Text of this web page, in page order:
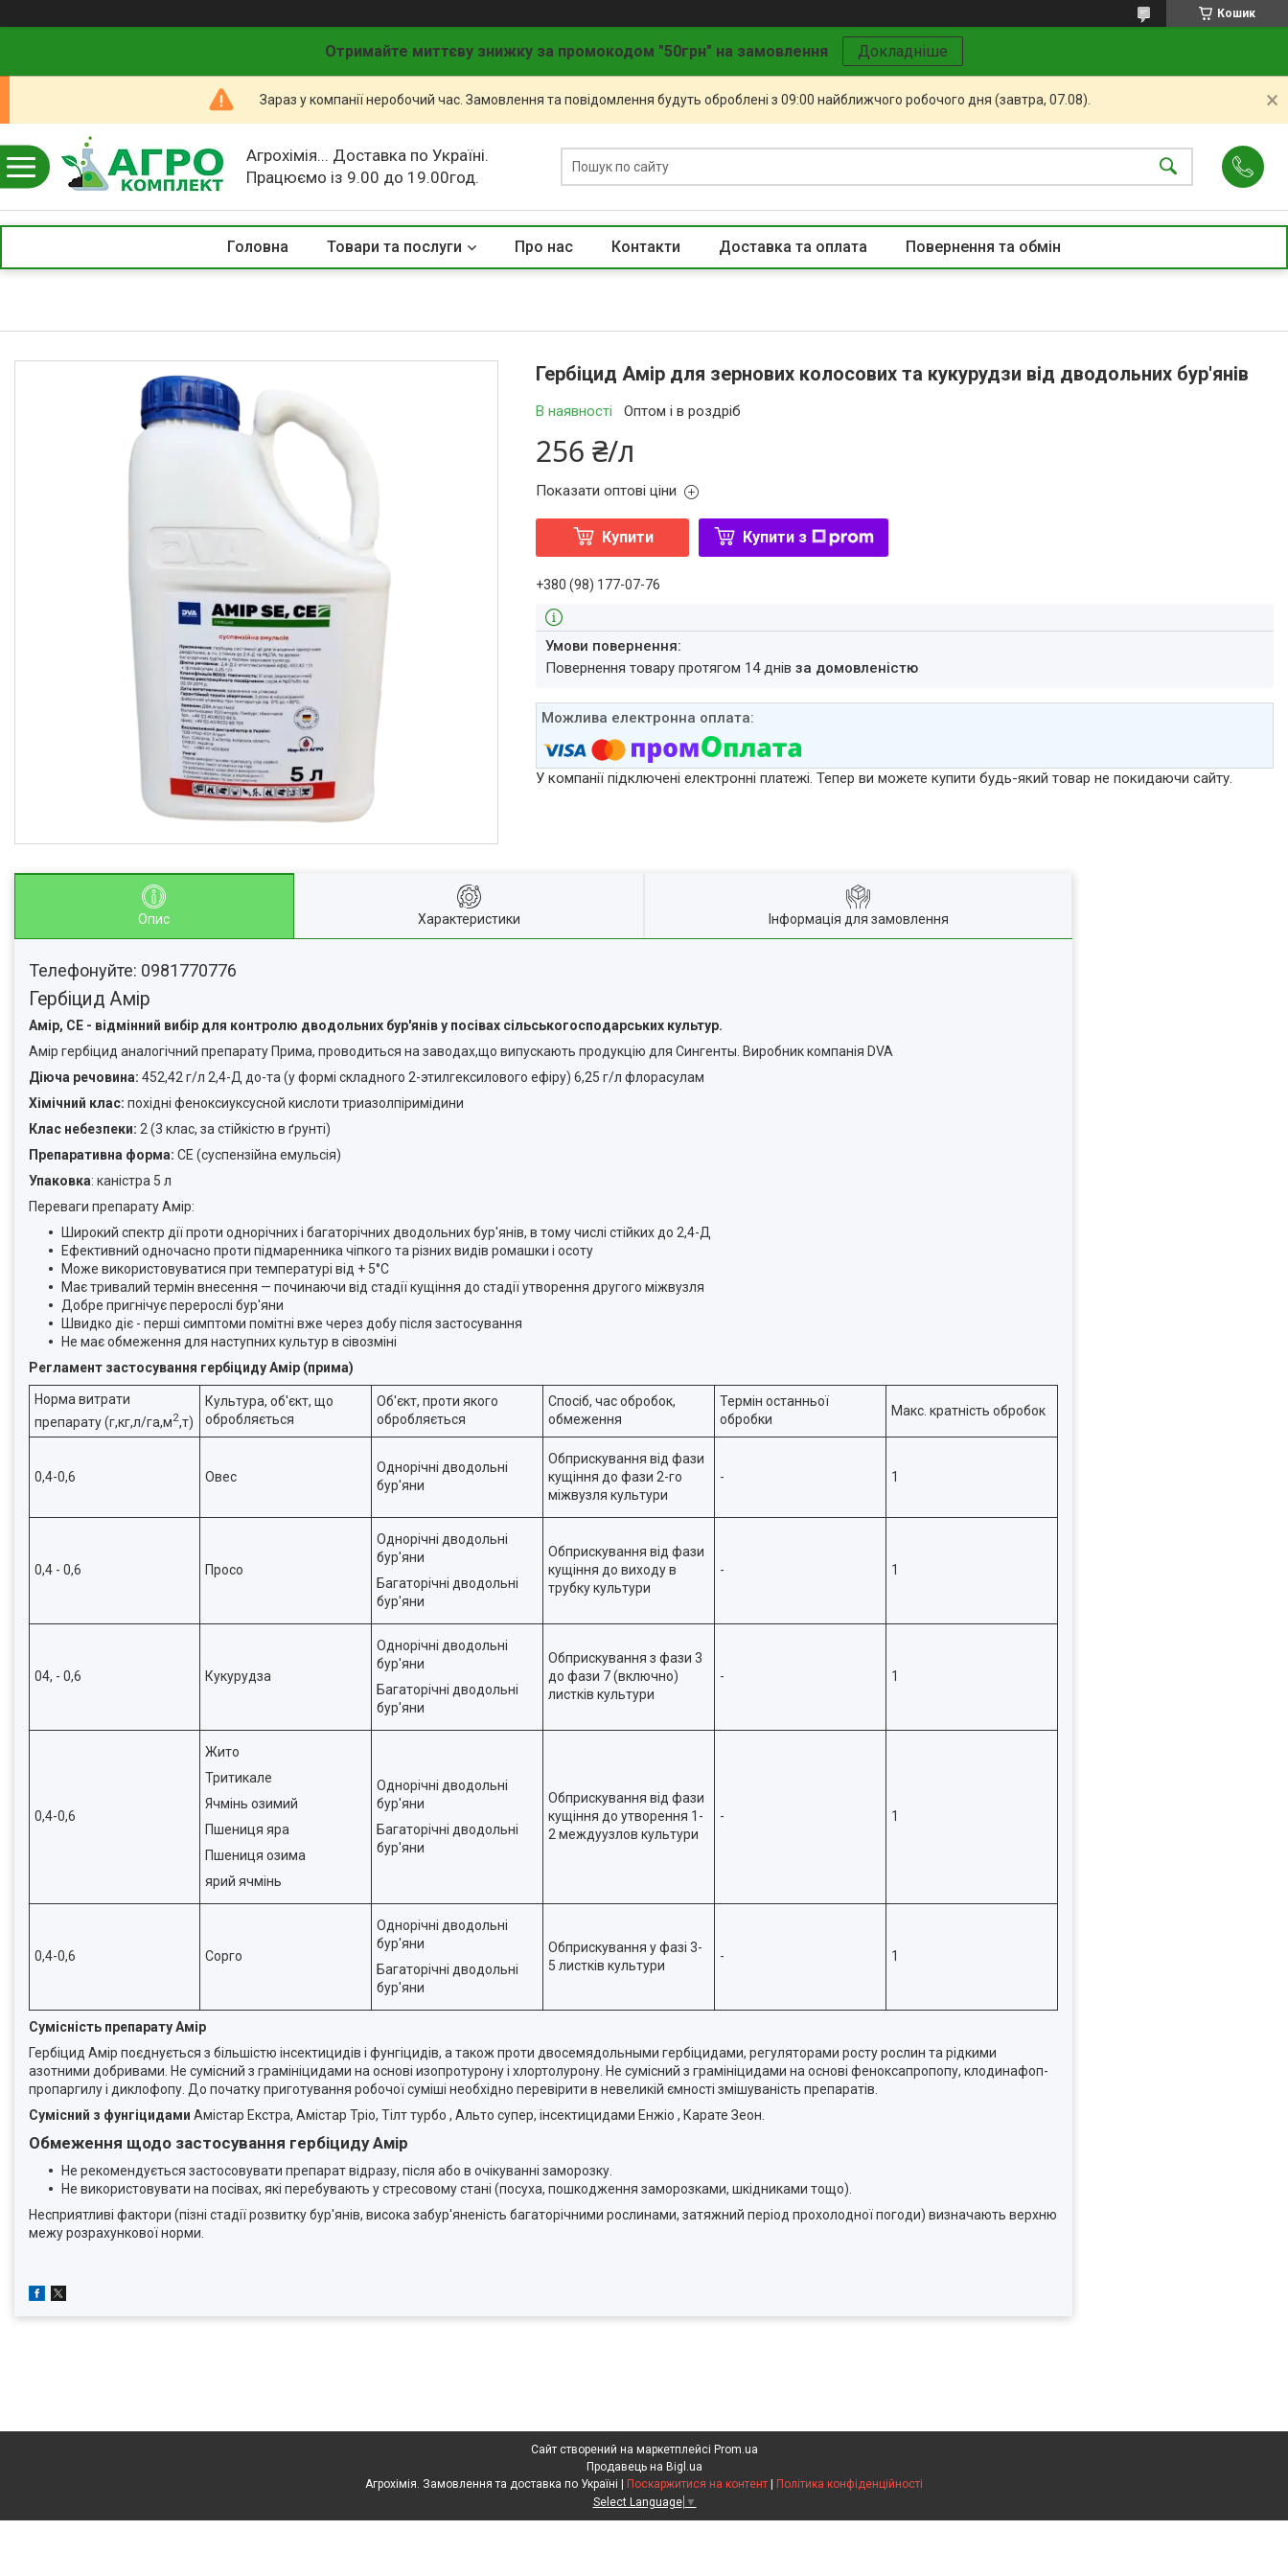
Кошик
Отримайте миттєву знижку за промокодом "50грн" на замовлення Докладніше
Зараз у компанії неробочий час. Замовлення та повідомлення будуть оброблені з 09:00 найближчого робочого дня (завтра, 07.08).
Агрохімія... Доставка по Україні.
Працюємо із 9.00 до 19.00год.
Головна Товари та послуги Про нас Контакти Доставка та оплата Повернення та обмін
Гербіцид Амір для зернових колосових та кукурудзи від дводольних бур'янів
В наявності Оптом і в роздріб
256 ₴/л
Показати оптові ціни
Купити Купити з
+380 (98) 177-07-76
повернення товару протягом 14 днівза домовленістю
У компанії підключені електронні платежі. Тепер ви можете купити будь-який товар не покидаючи сайту.
Опис Характеристики Інформація для замовлення
Телефонуйте: 0981770776
Гербіцид Амір
Амір, СЕ - відмінний вибір для контролю дводольних бур'янів у посівах сільськогосподарських культур.
Амір гербіцид аналогічний препарату Прима, проводиться на заводах,що випускають продукцію для Сингенты. Виробник компанія DVA
Діюча речовина: 452,42 г/л 2,4-Д до-та (у формі складного 2-этилгексилового ефіру) 6,25 г/л флорасулам
Хімічний клас: похідні феноксиуксусной кислоти триазолпіримідини
Клас небезпеки: 2 (3 клас, за стійкістю в ґрунті)
Препаративна форма: СЕ (суспензійна емульсія)
Упаковка: каністра 5 л
Переваги препарату Амір:
Широкий спектр дії проти однорічних і багаторічних дводольних бур'янів, в тому числі стійких до 2,4-Д
Ефективний одночасно проти підмаренника чіпкого та різних видів ромашки і осоту
Може використовуватися при температурі від + 5°С
Має тривалий термін внесення — починаючи від стадії кущіння до стадії утворення другого міжвузля
Добре пригнічує перерослі бур'яни
Швидко діє - перші симптоми помітні вже через добу після застосування
Не має обмеження для наступних культур в сівозміні
Регламент застосування гербіциду Амір (прима)
Норма витрати
препарату (г,кг,л/га,м2,т)
Культура, об'єкт, що
обробляється
Об'єкт, проти якого
обробляється
Спосіб, час обробок,
обмеження
Термін останньої
обробки
Макс. кратність обробок
0,4-0,6 Овес
Однорічні дводольні
бур'яни
Обприскування від фази
кущіння до фази 2-го
міжвузля культури
- 1
0,4 - 0,6 Просо
Однорічні дводольні
бур'яни
Багаторічні дводольні
бур'яни
Обприскування від фази
кущіння до виходу в
трубку культури
- 1
04, - 0,6 Кукурудза
Однорічні дводольні
бур'яни
Багаторічні дводольні
бур'яни
Обприскування з фази 3
до фази 7 (включно)
листків культури
- 1
0,4-0,6
Жито
Тритикале
Ячмінь озимий
Пшениця яра
Пшениця озима
ярий ячмінь
Однорічні дводольні
бур'яни
Багаторічні дводольні
бур'яни
Обприскування від фази
кущіння до утворення 1-
2 междуузлов культури
- 1
0,4-0,6 Сорго
Однорічні дводольні
бур'яни
Багаторічні дводольні
бур'яни
Обприскування у фазі 3-
5 листків культури
- 1
Сумісність препарату Амір
Гербіцид Амір поєднується з більшістю інсектицидів і фунгіцидів, а також проти двосемядольными гербіцидами, регуляторами росту рослин та рідкими
азотними добривами. Не сумісний з грамініцидами на основі изопротурону і хлортолурону. Не сумісний з грамініцидами на основі феноксапропопу, клодинафоп-
пропаргилу і диклофопу. До початку приготування робочої суміші необхідно перевірити в невеликій ємності змішуваність препаратів.
Сумісний з фунгіцидами Амістар Екстра, Амістар Тріо, Тілт турбо , Альто супер, інсектицидами Енжіо , Карате Зеон.
Обмеження щодо застосування гербіциду Амір
Не рекомендується застосовувати препарат відразу, після або в очікуванні заморозку.
Не використовувати на посівах, які перебувають у стресовому стані (посуха, пошкодження заморозками, шкідниками тощо).
Несприятливі фактори (пізні стадії розвитку бур'янів, висока забур'яненість багаторічними рослинами, затяжний період прохолодної погоди) визначають верхню
межу розрахункової норми.
Сайт створений на маркетплейсі Prom.ua
Продавець на Bigl.ua
Поскаржитися на контент
Політика конфіденційності
Select Language ▼